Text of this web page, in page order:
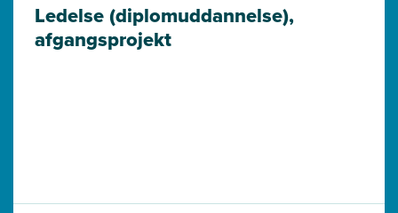
Ledelse (diplomuddannelse),
afgangsprojekt